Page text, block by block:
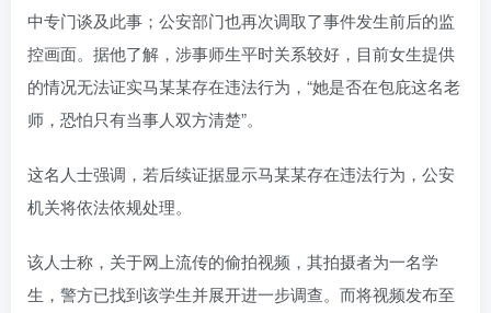
中专门谈及此事；公安部门也再次调取了事件发生前后的监
控画面。据他了解，涉事师生平时关系较好，目前女生提供
的情况无法证实马某某存在违法行为，“她是否在包庇这名老
师，恐怕只有当事人双方清楚”。
这名人士强调，若后续证据显示马某某存在违法行为，公安
机关将依法依规处理。
该人士称，关于网上流传的偷拍视频，其拍摄者为一名学
生，警方已找到该学生并展开进一步调查。而将视频发布至